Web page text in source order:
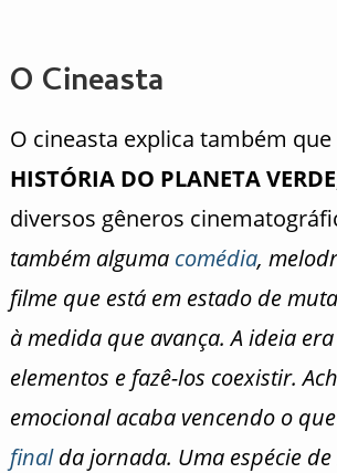
O Cineasta
O cineasta explica também que
HISTÓRIA DO PLANETA VERDE
diversos gêneros
também alguma comédia,
filme que está em estado de
à medida que avança. A ideia
elementos e fazê-los coexistir.
emocional acaba vencendo o
finalda jornada. Uma espécie